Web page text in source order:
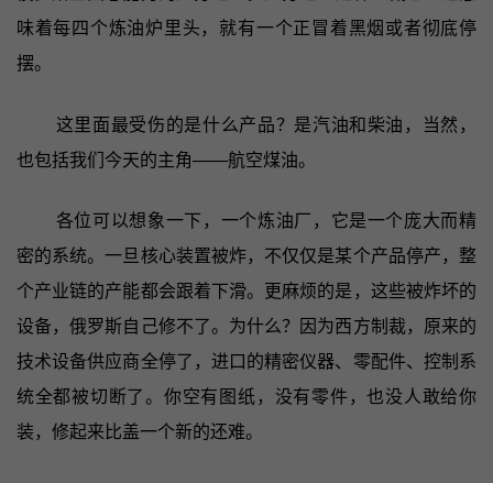
味着每四个炼油炉里头，就有一个正冒着黑烟或者彻底停
摆。
这里面最受伤的是什么产品？是汽油和柴油，当然，
也包括我们今天的主角——航空煤油。
各位可以想象一下，一个炼油厂，它是一个庞大而精
密的系统。一旦核心装置被炸，不仅仅是某个产品停产，整
个产业链的产能都会跟着下滑。更麻烦的是，这些被炸坏的
设备，俄罗斯自己修不了。为什么？因为西方制裁，原来的
技术设备供应商全停了，进口的精密仪器、零配件、控制系
统全都被切断了。你空有图纸，没有零件，也没人敢给你
装，修起来比盖一个新的还难。